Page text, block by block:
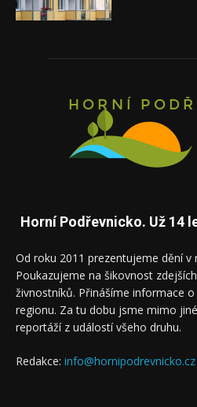
Horní Podřevnicko. Už 14
Od roku 2011 prezentujeme dění v
Poukazujeme na šikovnost
živnostníků. Přinášíme informace
regionu. Za tu dobu jsme mimo
reportáží z událostí všeho druhu.
Redakce: info@hornipodrevnicko.cz